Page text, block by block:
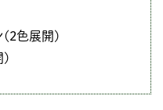
(2色展開)
)